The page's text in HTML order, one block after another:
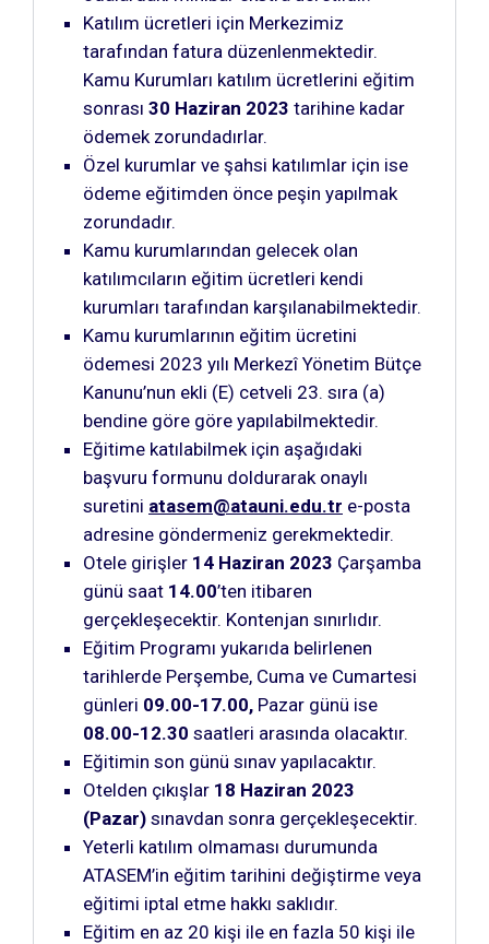
Katılım ücretleri için Merkezimiz
tarafından fatura düzenlenmektedir.
Kamu Kurumları katılım ücretlerini eğitim
sonrası 30 Haziran 2023 tarihine kadar
ödemek zorundadırlar.
Özel kurumlar ve şahsi katılımlar için ise
ödeme eğitimden önce peşin yapılmak
zorundadır.
Kamu kurumlarından gelecek olan
katılımcıların eğitim ücretleri kendi
kurumları tarafından karşılanabilmektedir.
Kamu kurumlarının eğitim ücretini
ödemesi 2023 yılı Merkezî Yönetim Bütçe
Kanunu’nun ekli (E) cetveli 23. sıra (a)
bendine göre göre yapılabilmektedir.
Eğitime katılabilmek için aşağıdaki
başvuru formunu doldurarak onaylı
suretini atasem@atauni.edu.tr e-posta
adresine göndermeniz gerekmektedir.
Otele girişler 14 Haziran 2023 Çarşamba
günü saat 14.00’ten itibaren
gerçekleşecektir. Kontenjan sınırlıdır.
Eğitim Programı yukarıda belirlenen
tarihlerde Perşembe, Cuma ve Cumartesi
günleri 09.00-17.00, Pazar günü ise
08.00-12.30 saatleri arasında olacaktır.
Eğitimin son günü sınav yapılacaktır.
Otelden çıkışlar 18 Haziran 2023
(Pazar) sınavdan sonra gerçekleşecektir.
Yeterli katılım olmaması durumunda
ATASEM’in eğitim tarihini değiştirme veya
eğitimi iptal etme hakkı saklıdır.
Eğitim en az 20 kişi ile en fazla 50 kişi ile